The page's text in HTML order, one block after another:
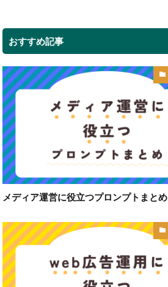
おすすめ記事
メディア運営に役立つプロンプトまとめ